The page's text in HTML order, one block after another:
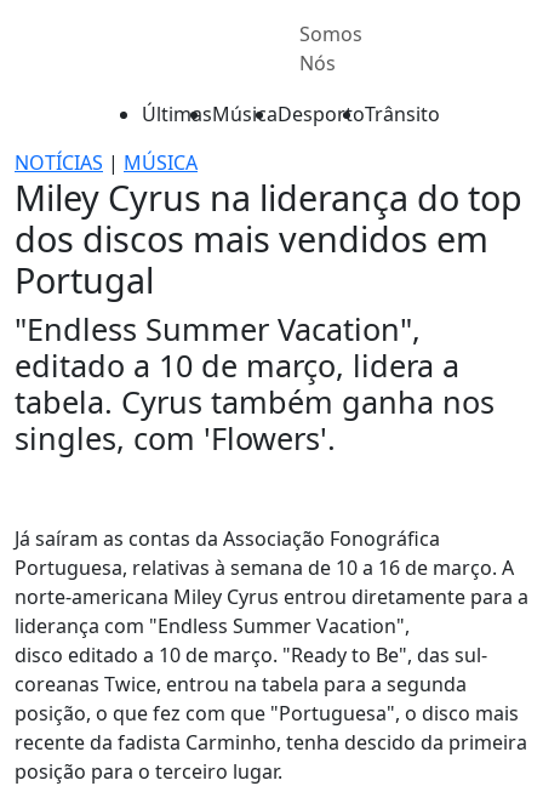
Somos
Nós
ÚltimasMúsicaDesportoTrânsito
NOTÍCIAS | MÚSICA
Miley Cyrus na liderança do top
dos discos mais vendidos em
Portugal
"Endless Summer Vacation",
editado a 10 de março, lidera a
tabela. Cyrus também ganha nos
singles, com 'Flowers'.
Já saíram as contas da Associação Fonográfica
Portuguesa, relativas à semana de 10 a 16 de março. A
norte-americana Miley Cyrus entrou diretamente para a
liderança com "Endless Summer Vacation",
disco editado a 10 de março. "Ready to Be", das sul-
coreanas Twice, entrou na tabela para a segunda
posição, o que fez com que "Portuguesa", o disco mais
recente da fadista Carminho, tenha descido da primeira
posição para o terceiro lugar.